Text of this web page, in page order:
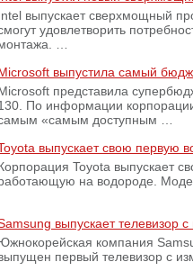
выпускает сверхмощный
удовлетворить
…
выпустила самый
представила
По информации
«самым доступным …
выпускает свою первую
Toyota выпускает
на водороде.
выпускает телевизор
компания
первый телевизор с